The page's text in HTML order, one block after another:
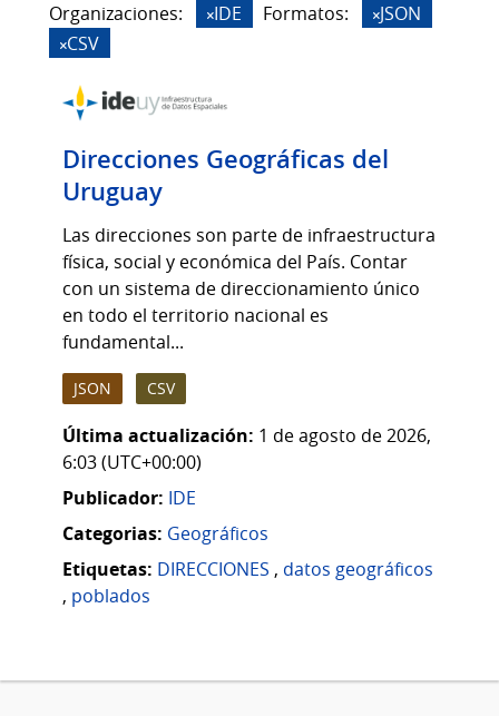
Organizaciones:
IDE Formatos:
JSON
CSV
Direcciones Geográficas del
Uruguay
Las direcciones son parte de infraestructura
física, social y económica del País. Contar
con un sistema de direccionamiento único
en todo el territorio nacional es
fundamental...
JSON CSV
Última actualización: 1 de agosto de 2026,
6:03 (UTC+00:00)
Publicador: IDE
Categorias: Geográficos
Etiquetas: DIRECCIONES , datos geográficos
, poblados